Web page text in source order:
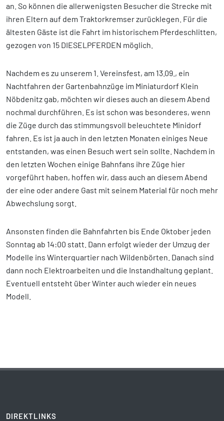
an. So können die allerwenigsten Besucher die Strecke mit
ihren Eltern auf dem Traktorkremser zurücklegen. Für die
ältesten Gäste ist die Fahrt im historischem Pferdeschlitten,
gezogen von 15 DIESELPFERDEN möglich.
Nachdem es zu unserem 1. Vereinsfest, am 13.09., ein
Nachtfahren der Gartenbahnzüge im Miniaturdorf Klein
Nöbdenitz gab, möchten wir dieses auch an diesem Abend
nochmal durchführen. Es ist schon was besonderes, wenn
die Züge durch das stimmungsvoll beleuchtete Minidorf
fahren. Es ist ja auch in den letzten Monaten einiges Neue
entstanden, was einen Besuch wert sein sollte. Nachdem in
den letzten Wochen einige Bahnfans ihre Züge hier
vorgeführt haben, hoffen wir, dass auch an diesem Abend
der eine oder andere Gast mit seinem Material für noch mehr
Abwechslung sorgt.
Ansonsten finden die Bahnfahrten bis Ende Oktober jeden
Sonntag ab 14:00 statt. Dann erfolgt wieder der Umzug der
Modelle ins Winterquartier nach Wildenbörten. Danach sind
dann noch Elektroarbeiten und die Instandhaltung geplant.
Eventuell entsteht über Winter auch wieder ein neues
Modell.
DIREKTLINKS